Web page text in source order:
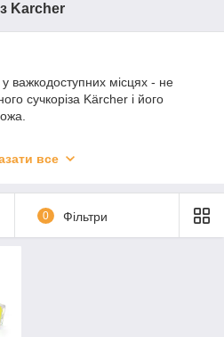
Karcher
у важкодоступних місцях - не
сучкоріза Kärcher і його
все
0 Фільтри